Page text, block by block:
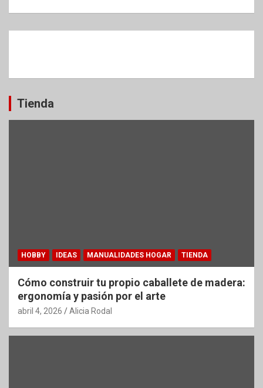
Tienda
HOBBY IDEAS MANUALIDADES HOGAR TIENDA
Cómo construir tu propio caballete de madera:
ergonomía y pasión por el arte
abril 4, 2026 Alicia Rodal